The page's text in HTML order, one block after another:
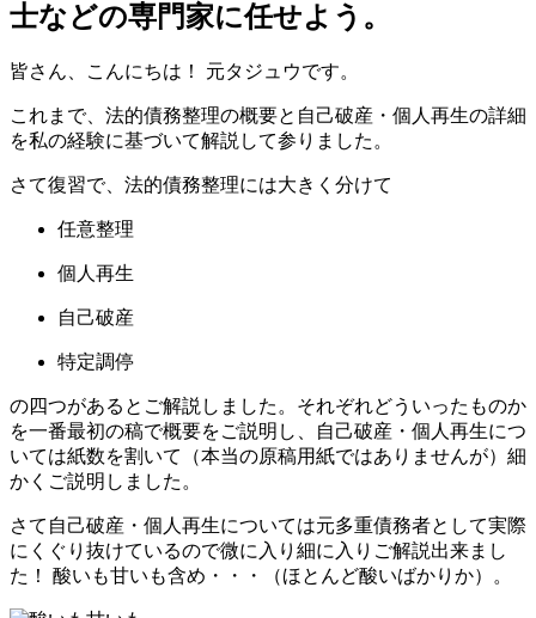
士などの専門家に任せよう。
皆さん、こんにちは！ 元タジュウです。
これまで、法的債務整理の概要と自己破産・個人再生の詳細
を私の経験に基づいて解説して参りました。
さて復習で、法的債務整理には大きく分けて
任意整理
個人再生
自己破産
特定調停
の四つがあるとご解説しました。それぞれどういったものか
を一番最初の稿で概要をご説明し、自己破産・個人再生につ
いては紙数を割いて（本当の原稿用紙ではありませんが）細
かくご説明しました。
さて自己破産・個人再生については元多重債務者として実際
にくぐり抜けているので微に入り細に入りご解説出来まし
た！ 酸いも甘いも含め・・・（ほとんど酸いばかりか）。